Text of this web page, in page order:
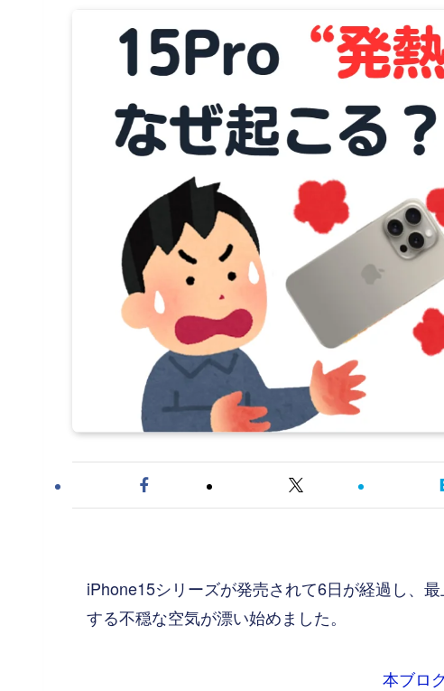
iPhone15シリーズが発売されて6日が経過し、
する不穏な空気が漂い始めました。
本ブロ